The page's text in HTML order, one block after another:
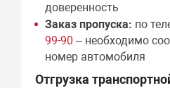
доверенность
Заказ пропуска: по
99-90 – необходимо
номер автомобиля
Отгрузка